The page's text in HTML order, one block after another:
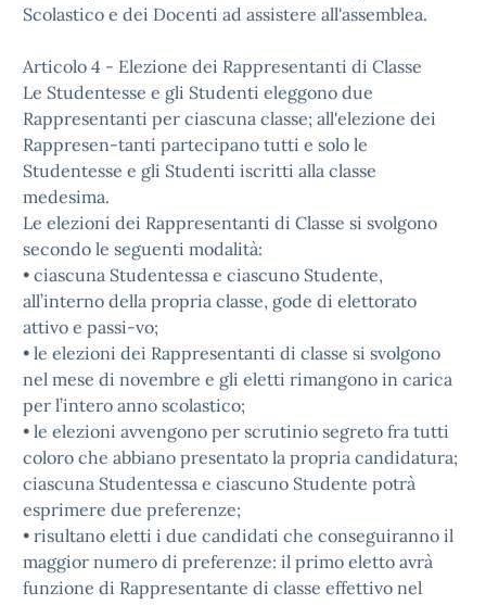
Scolastico e dei Docenti ad assistere all'assemblea.
Articolo 4 - Elezione dei Rappresentanti di Classe
Le Studentesse e gli Studenti eleggono due
Rappresentanti per ciascuna classe; all'elezione dei
Rappresen-tanti partecipano tutti e solo le
Studentesse e gli Studenti iscritti alla classe
medesima.
Le elezioni dei Rappresentanti di Classe si svolgono
secondo le seguenti modalità:
• ciascuna Studentessa e ciascuno Studente,
all’interno della propria classe, gode di elettorato
attivo e passi-vo;
• le elezioni dei Rappresentanti di classe si svolgono
nel mese di novembre e gli eletti rimangono in carica
per l’intero anno scolastico;
• le elezioni avvengono per scrutinio segreto fra tutti
coloro che abbiano presentato la propria candidatura;
ciascuna Studentessa e ciascuno Studente potrà
esprimere due preferenze;
• risultano eletti i due candidati che conseguiranno il
maggior numero di preferenze: il primo eletto avrà
funzione di Rappresentante di classe effettivo nel